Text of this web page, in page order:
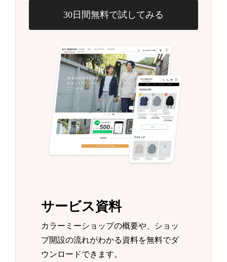
30日間無料で試してみる
サービス資料
カラーミーショップの概要や、ショッ
プ開設の流れがわかる資料を無料でダ
ウンロードできます。